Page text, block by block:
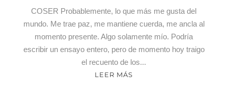
COSER Probablemente, lo que más me gusta del
mundo. Me trae paz, me mantiene cuerda, me ancla al
momento presente. Algo solamente mío. Podría
escribir un ensayo entero, pero de momento hoy traigo
el recuento de los...
LEER MÁS